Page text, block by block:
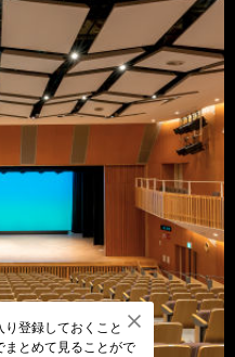
り登録しておくこと
まとめて見ることがで